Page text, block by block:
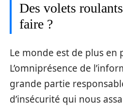
Des volets
faire ?
Le monde est de plus en
L’omniprésence de
grande partie
d’insécurité qui nous